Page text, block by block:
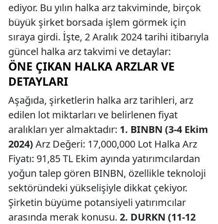
ediyor. Bu yılın halka arz takviminde, birçok
büyük şirket borsada işlem görmek için
sıraya girdi. İşte, 2 Aralık 2024 tarihi itibarıyla
güncel halka arz takvimi ve detaylar:
ÖNE ÇIKAN HALKA ARZLAR VE
DETAYLARI
Aşağıda, şirketlerin halka arz tarihleri, arz
edilen lot miktarları ve belirlenen fiyat
aralıkları yer almaktadır: 1. BINBN (3-4 Ekim
2024) Arz Değeri: 17,000,000 Lot Halka Arz
Fiyatı: 91,85 TL Ekim ayında yatırımcılardan
yoğun talep gören BINBN, özellikle teknoloji
sektöründeki yükselişiyle dikkat çekiyor.
Şirketin büyüme potansiyeli yatırımcılar
arasında merak konusu. 2. DURKN (11-12